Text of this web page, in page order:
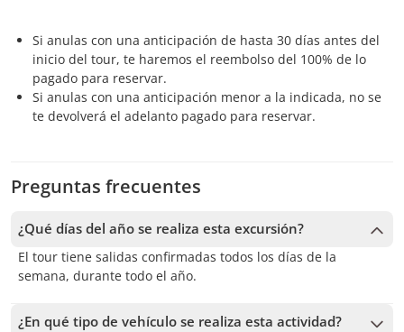
Si anulas con una anticipación de hasta 30 días antes del
inicio del tour, te haremos el reembolso del 100% de lo
pagado para reservar.
Si anulas con una anticipación menor a la indicada, no se
te devolverá el adelanto pagado para reservar.
Preguntas frecuentes
¿Qué días del año se realiza esta excursión?
El tour tiene salidas confirmadas todos los días de la
semana, durante todo el año.
¿En qué tipo de vehículo se realiza esta actividad?